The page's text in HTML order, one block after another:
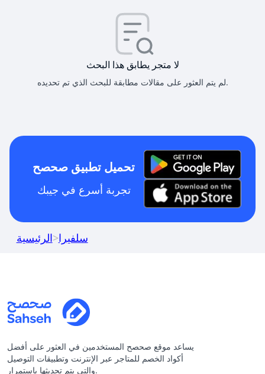
لا متجر يطابق هذا البحث
لم يتم العثور على مقالات مطابقة للبحث الذي تم تحديده.
تحميل تطبيق صحصح
تجربة أسرع في جيبك
الرئيسية>سلفيرا
يساعد موقع صحصح المستخدمين في العثور على أفضل
أكواد الخصم للمتاجر عبر الإنترنت وتطبيقات التوصيل
والتي يتم تحديثها باستمرار.